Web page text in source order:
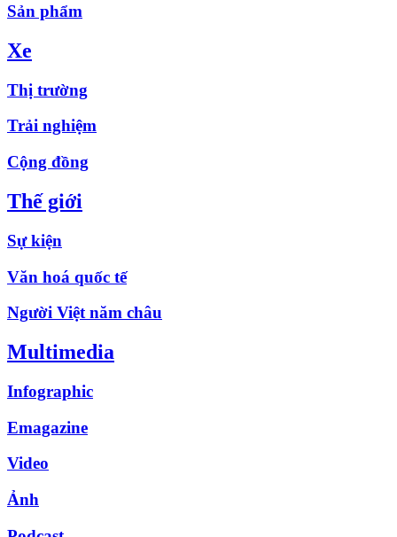
Sản phẩm
Xe
Thị trường
Trải nghiệm
Cộng đồng
Thế giới
Sự kiện
Văn hoá quốc tế
Người Việt năm châu
Multimedia
Infographic
Emagazine
Video
Ảnh